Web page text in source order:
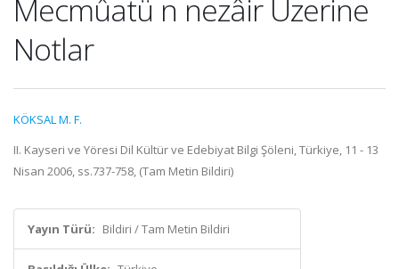
Mecmûatü n nezâir Üzerine
Notlar
KÖKSAL M. F.
II. Kayseri ve Yöresi Dil Kültür ve Edebiyat Bilgi Şöleni, Türkiye, 11 - 13
Nisan 2006, ss.737-758, (Tam Metin Bildiri)
Yayın Türü: Bildiri / Tam Metin Bildiri